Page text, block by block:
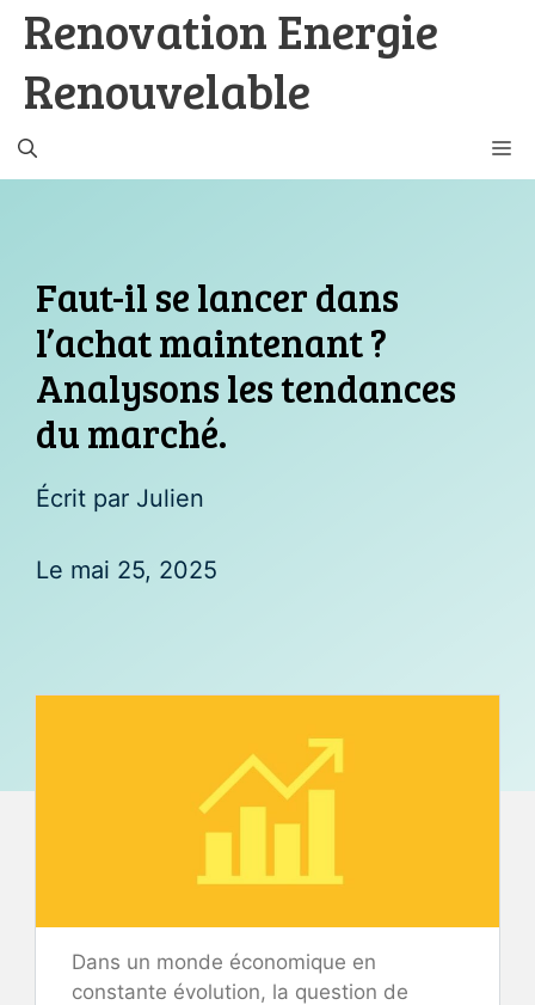
Aller
contenu
Renovation Energie
Renouvelable
Faut-il se lancer dans
l’achat maintenant ?
Analysons les tendances
du marché.
Écrit par Julien
Le mai 25, 2025
Dans un monde économique en
constante évolution, la question de